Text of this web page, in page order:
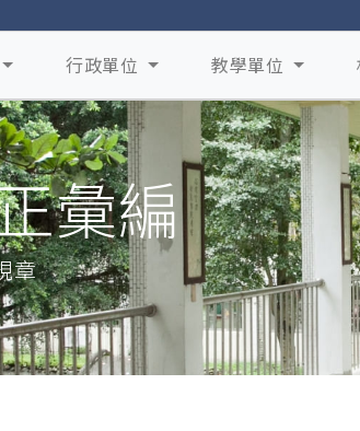
行政單位 教學單位
彙編
章